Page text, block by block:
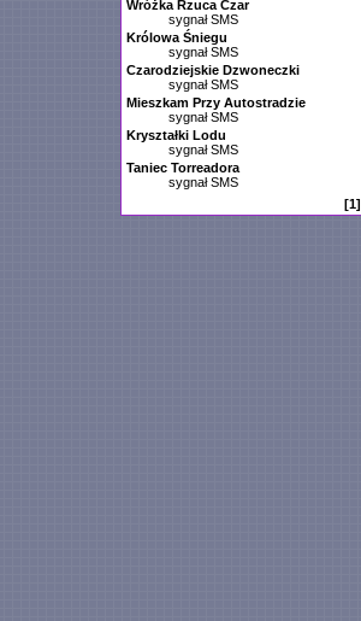
Wróżka Rzuca Czar
sygnał SMS
Królowa Śniegu
sygnał SMS
Czarodziejskie Dzwoneczki
sygnał SMS
Mieszkam Przy Autostradzie
sygnał SMS
Kryształki Lodu
sygnał SMS
Taniec Torreadora
sygnał SMS
[1]